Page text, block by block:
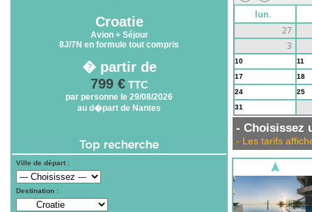
Croatie
Avion + Séjour
8J/7N en formule tout compris
� partir de
799 €TTC
par personne le 29/08/2026
au d�part de Nantes
Ville de départ :
Destination :
lun.
27
3
10
11
17
18
24
25
31
- Choisissez
- Les tarifs